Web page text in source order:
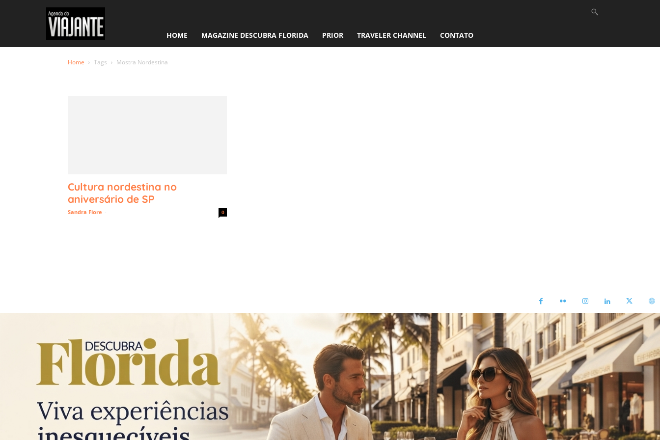
HOME MAGAZINE DESCUBRA FLORIDA PRIOR TRAVELER CHANNEL CONTATO
Home Tags Mostra Nordestina
Tag: Mostra Nordestina
Cultura nordestina no
aniversário de SP
Sandra Fiore - 0